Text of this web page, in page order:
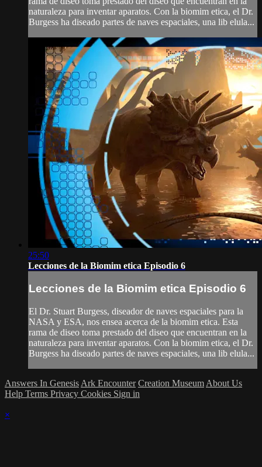
naturaleza para inventar aparatos. Con la biomim etica, el Dr.
Burgess ha diseado partes de naves espaciales, una lib elula...
25:50
Lecciones de la Biomim etica Episodio 6
Lecciones de la Biomim etica Episodio 6
El Dr. Stuart Burgess, diseador de naves espaciales para la
NASA y ESA, nos ensea acerca de la biomim etica. Esta
rama de diseo toma prestado del diseo que encuentran en la
naturaleza para inventar aparatos. Con la biomim etica, el Dr.
Burgess ha diseado partes de naves espaciales, una lib elula...
Answers In Genesis Ark Encounter Creation Museum About Us
Help Terms Privacy Cookies Sign in
×